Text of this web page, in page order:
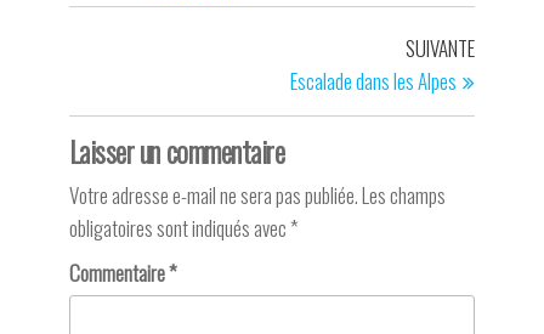
SUIVANTE
Escalade dans les Alpes
Laisser un commentaire
Votre adresse e-mail ne sera pas publiée.Les champs
obligatoires sont indiqués avec*
Commentaire*